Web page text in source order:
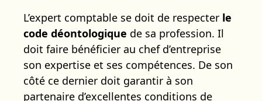
L’expert comptable se doit de respecter le
code déontologique de sa profession. Il
doit faire bénéficier au chef d’entreprise
son expertise et ses compétences. De son
côté ce dernier doit garantir à son
partenaire d’excellentes conditions de